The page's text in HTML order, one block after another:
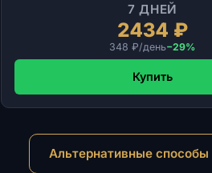
7 ДНЕЙ
2434 ₽
348 ₽/день−29%
Купить
Альтернативные способы